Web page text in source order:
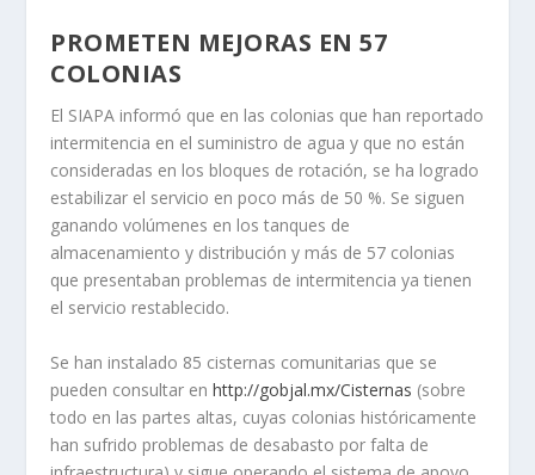
PROMETEN MEJORAS EN 57
COLONIAS
El SIAPA informó que en las colonias que han reportado
intermitencia en el suministro de agua y que no están
consideradas en los bloques de rotación, se ha logrado
estabilizar el servicio en poco más de 50 %. Se siguen
ganando volúmenes en los tanques de
almacenamiento y distribución y más de 57 colonias
que presentaban problemas de intermitencia ya tienen
el servicio restablecido.
Se han instalado 85 cisternas comunitarias que se
pueden consultar enhttp://gobjal.mx/Cisternas (sobre
todo en las partes altas, cuyas colonias históricamente
han sufrido problemas de desabasto por falta de